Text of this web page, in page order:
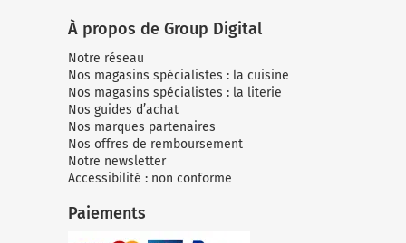
À propos de Group Digital
Notre réseau
Nos magasins spécialistes : la cuisine
Nos magasins spécialistes : la literie
Nos guides d’achat
Nos marques partenaires
Nos offres de remboursement
Notre newsletter
Accessibilité : non conforme
Paiements